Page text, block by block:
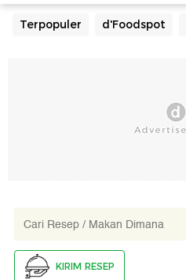
Terpopuler d'Foodspot
KIRIM RESEP